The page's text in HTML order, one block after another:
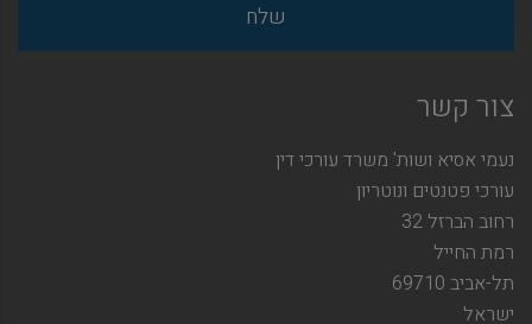
צור קשר
נעמי אסיא ושות' משרד עורכי דין
עורכי פטנטים ונוטריון
רחוב הברזל 32
רמת החייל
תל-אביב 69710
ישראל